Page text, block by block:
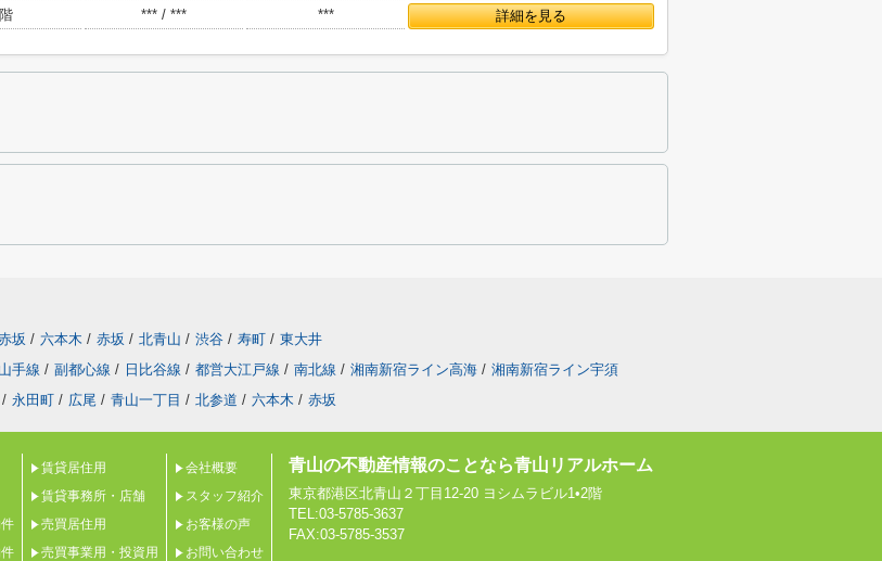
*** / *** *** 詳細を見る
坂 / 六本木 / 赤坂 / 北青山 / 渋谷 / 寿町 / 東大井
山手線 / 副都心線 / 日比谷線 / 都営大江戸線 / 南北線 / 湘南新宿ライン高海 / 湘南新宿ライン宇須
/ 永田町 / 広尾 / 青山一丁目 / 北参道 / 六本木 / 赤坂
賃貸居住用
賃貸事務所・店舗
売買居住用
売買事業用・投資用
会社概要
スタッフ紹介
お客様の声
お問い合わせ
青山の不動産情報のことなら青山リアルホーム
東京都港区北青山２丁目12-20 ヨシムラビル1•2階
TEL:03-5785-3637
FAX:03-5785-3537